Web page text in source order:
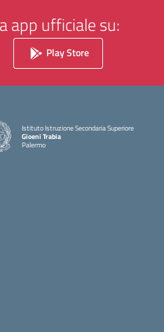
app ufficiale su:
Play Store
Istituto Istruzione Secondaria Superiore
Gioeni Trabia
Palermo